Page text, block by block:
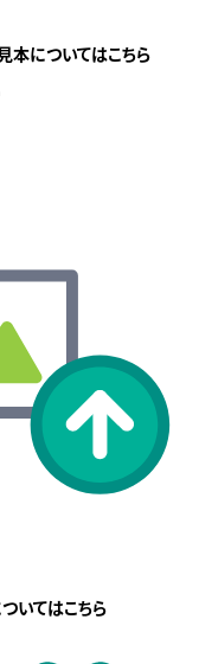
本についてはこちら
いてはこちら